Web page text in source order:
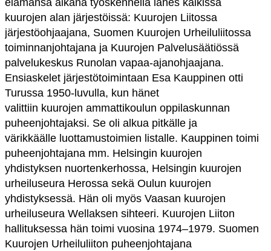
elämänsä aikana työskennellä lähes kaikissa
kuurojen alan järjestöissä: Kuurojen Liitossa
järjestöohjaajana, Suomen Kuurojen Urheiluliitossa
toiminnanjohtajana ja Kuurojen Palvelusäätiössä
palvelukeskus Runolan vapaa-ajanohjaajana.
Ensiaskelet järjestötoimintaan Esa Kauppinen otti
Turussa 1950-luvulla, kun hänet
valittiin kuurojen ammattikoulun oppilaskunnan
puheenjohtajaksi. Se oli alkua pitkälle ja
värikkäälle luottamustoimien listalle. Kauppinen toimi
puheenjohtajana mm. Helsingin kuurojen
yhdistyksen nuortenkerhossa, Helsingin kuurojen
urheiluseura Herossa sekä Oulun kuurojen
yhdistyksessä. Hän oli myös Vaasan kuurojen
urheiluseura Wellaksen sihteeri. Kuurojen Liiton
hallituksessa hän toimi vuosina 1974–1979. Suomen
Kuurojen Urheiluliiton puheenjohtajana